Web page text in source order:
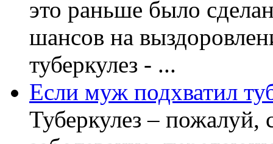
это раньше было
шансов на
туберкулез - ...
Если муж подхватил
Туберкулез – пожалуй,